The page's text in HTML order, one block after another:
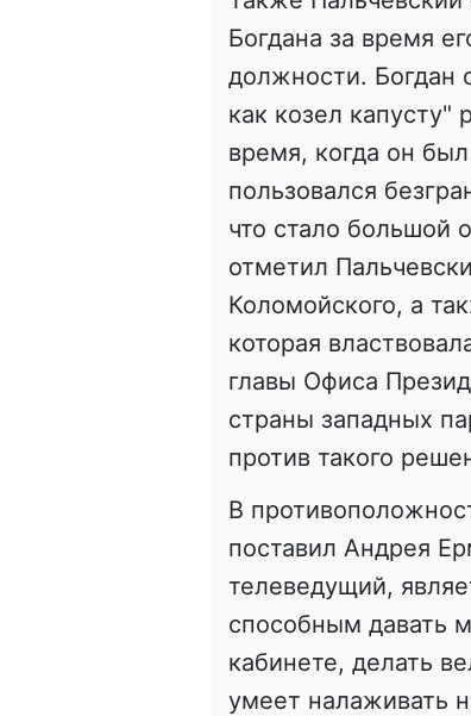
Богдана за время
должности. Богдан
как козел капусту"
время, когда он
пользовался
что стало большой
отметил
Коломойского, а
которая
главы Офиса
страны западных
против такого
В
поставил Андрея
телеведущий,
способным давать
кабинете, делать
умеет налаживать